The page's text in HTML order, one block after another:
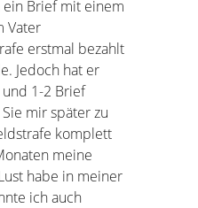
ein Brief mit einem
Vater
erstmal bezahlt
Jedoch hat er
1-2 Brief
mir später zu
komplett
meine
habe in meiner
ich auch